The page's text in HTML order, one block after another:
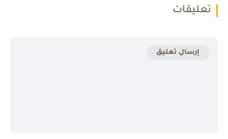
تعليقات
إرسال تعليق